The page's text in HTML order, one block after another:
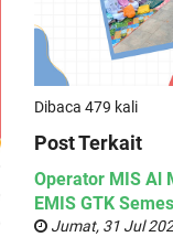
Dibaca 479 kali
Post Terkait
Operator MIS Al
EMIS GTK
Jumat, 31 Jul